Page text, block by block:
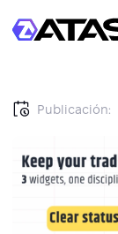
Publicación: